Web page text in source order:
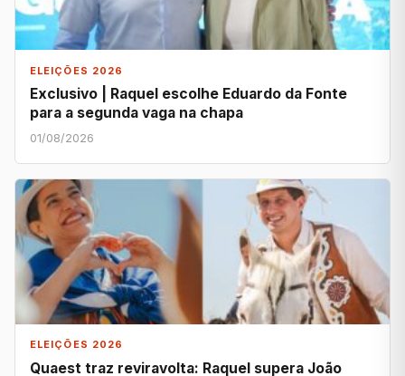
ELEIÇÕES 2026
Exclusivo | Raquel escolhe Eduardo da Fonte
para a segunda vaga na chapa
01/08/2026
ELEIÇÕES 2026
Quaest traz reviravolta: Raquel supera João